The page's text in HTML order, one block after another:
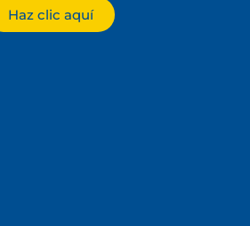
Haz clic aquí